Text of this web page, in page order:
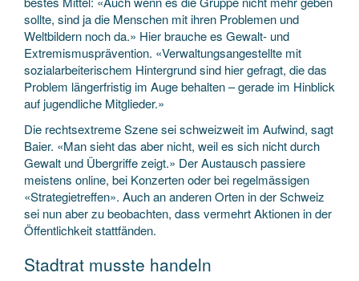
sollte, sind ja die Menschen mit ihren Problemen und
Weltbildern noch da.» Hier brauche es Gewalt- und
Extremismusprävention. «Verwaltungsangestellte mit
sozialarbeiterischem Hintergrund sind hier gefragt, die das
Problem längerfristig im Auge behalten – gerade im Hinblick
auf jugendliche Mitglieder.»
Die rechtsextreme Szene sei schweizweit im Aufwind, sagt
Baier. «Man sieht das aber nicht, weil es sich nicht durch
Gewalt und Übergriffe zeigt.» Der Austausch passiere
meistens online, bei Konzerten oder bei regelmässigen
«Strategietreffen». Auch an anderen Orten in der Schweiz
sei nun aber zu beobachten, dass vermehrt Aktionen in der
Öffentlichkeit stattfänden.
Stadtrat musste handeln